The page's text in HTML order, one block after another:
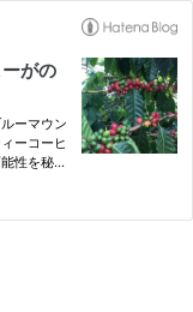
がの
ーマウン
ーコーヒ
性を秘め
ます。 …